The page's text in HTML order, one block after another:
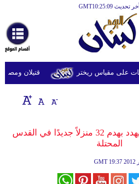
آخر تحديث GMT10:25:09
أخبارعاجلة
رياضة
ثقافة
إقتصاد
وموسيقى
قتيلان ومصابون جراء 14 غارة إسرائيلية على
الاحتلال الصهيوني يهدد بهدم 32 منزلاً جديدًا في القدس
المحتلة
GMT